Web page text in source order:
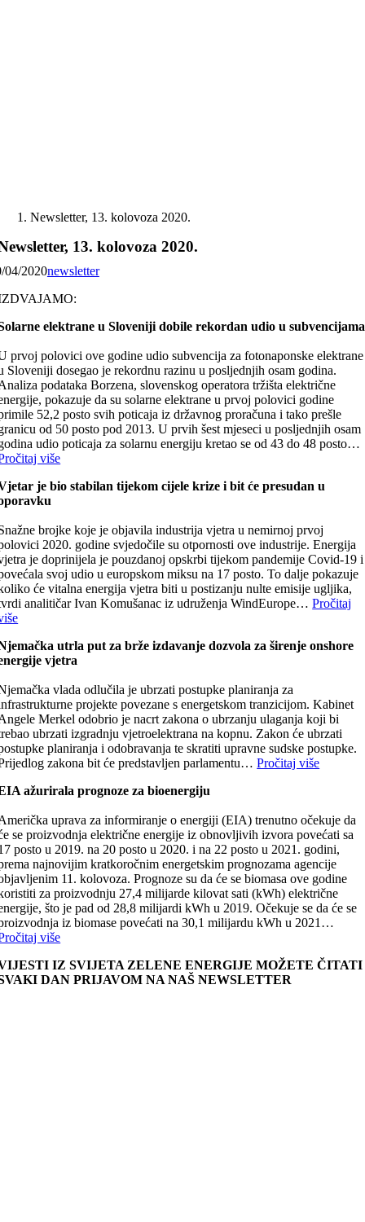
Newsletter, 13. kolovoza 2020.
13. kolovoza 2020.
04/2020newsletter
elektrane u Sloveniji dobile rekordan udio u subvencijama
prvoj polovici ove godine udio subvencija za fotonaponske elektrane
Sloveniji dosegao je rekordnu razinu u posljednjih osam godina.
podataka Borzena, slovenskog operatora tržišta električne
pokazuje da su solarne elektrane u prvoj polovici godine
52,2 posto svih poticaja iz državnog proračuna i tako prešle
od 50 posto pod 2013. U prvih šest mjeseci u posljednjih osam
udio poticaja za solarnu energiju kretao se od 43 do 48 posto…
više
je bio stabilan tijekom cijele krize i bit će presudan u
brojke koje je objavila industrija vjetra u nemirnoj prvoj
2020. godine svjedočile su otpornosti ove industrije. Energija
je doprinijela je pouzdanoj opskrbi tijekom pandemije Covid-19 i
svoj udio u europskom miksu na 17 posto. To dalje pokazuje
će vitalna energija vjetra biti u postizanju nulte emisije ugljika,
analitičar Ivan Komušanac iz udruženja WindEurope…Pročitaj
utrla put za brže izdavanje dozvola za širenje onshore
vjetra
vlada odlučila je ubrzati postupke planiranja za
projekte povezane s energetskom tranzicijom. Kabinet
Merkel odobrio je nacrt zakona o ubrzanju ulaganja koji bi
ubrzati izgradnju vjetroelektrana na kopnu. Zakon će ubrzati
planiranja i odobravanja te skratiti upravne sudske postupke.
zakona bit će predstavljen parlamentu…Pročitaj više
ažurirala prognoze za bioenergiju
uprava za informiranje o energiji (EIA) trenutno očekuje da
se proizvodnja električne energije iz obnovljivih izvora povećati sa
posto u 2019. na 20 posto u 2020. i na 22 posto u 2021. godini,
najnovijim kratkoročnim energetskim prognozama agencije
11. kolovoza. Prognoze su da će se biomasa ove godine
za proizvodnju 27,4 milijarde kilovat sati (kWh) električne
što je pad od 28,8 milijardi kWh u 2019. Očekuje se da će se
iz biomase povećati na 30,1 milijardu kWh u 2021…
više
IZ SVIJETA ZELENE ENERGIJE MOŽETE ČITATI
DAN PRIJAVOM NA NAŠ NEWSLETTER